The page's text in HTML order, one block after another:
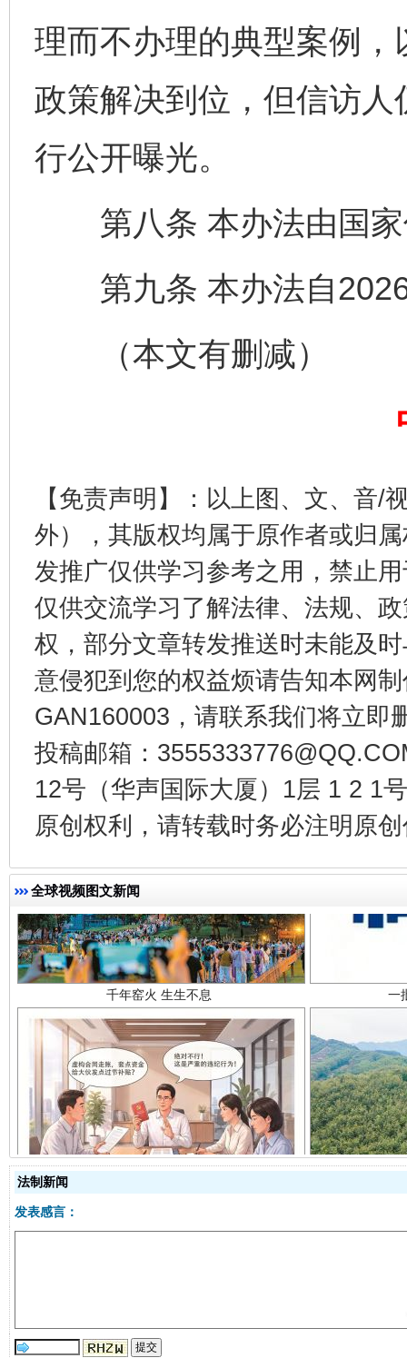
理而不办理的典型案例
政策解决到位，但信访
行公开曝光。
第八条 本办法由国家
第九条 本办法自2026
（本文有删减）
【免责声明】：以上图、文、音/
外），其版权均属于原作者或归
发推广仅供学习参考之用，禁止
仅供交流学习了解法律、法规、
权，部分文章转发推送时未能及
意侵犯到您的权益烦请告知本网
GAN160003，请联系我们将立即
投稿邮箱：
12号（华声国际大厦）1层 1 2 1
原创权利，请转载时务必注明原
全球视频图文新闻
东山县通报“牛蛙产品抗生素超标问题” 法
千年窑火 生生不息
揭开“小金库”的免责幌子
法制新闻
发表感言：